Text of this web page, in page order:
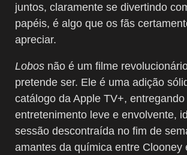
juntos, claramente se divertindo
papéis, é algo que os fãs
apreciar.
Lobos não é um filme
pretende ser. Ele é uma adição
catálogo da Apple TV+, entregando
entretenimento leve e envolvente,
sessão descontraída no fim de
amantes da química entre Clooney